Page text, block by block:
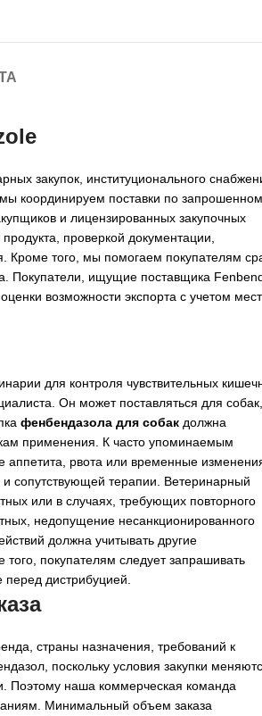
закупок, институционального
координируем поставки по
и лицензированных закупочных
проверкой документации,
Кроме того, мы помогаем покупателям
Покупатели, ищущие поставщика
возможности экспорта с учетом
для контроля чувствительных
Он может поставляться для собак,
фенбендазола для собак должна
применения. К часто упоминаемым
аппетита, рвота или временные
и сопутствующей терапии. Ветеринарный
или в случаях, требующих повторного
недопущение несанкционированного
должна учитывать другие
покупателям следует запрашивать
дистрибуцией.
страны назначения, требований к
поскольку условия закупки
Поэтому наша коммерческая команда
Минимальный объем заказа